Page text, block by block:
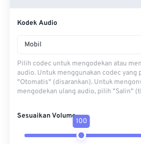
Kodek Audio
Mobil
Pilih codec untuk mengodekan atau
audio. Untuk menggunakan codec yang
"Otomatis" (disarankan). Untuk
mengodekan ulang audio, pilih "Salin"
Sesuaikan Volume
100